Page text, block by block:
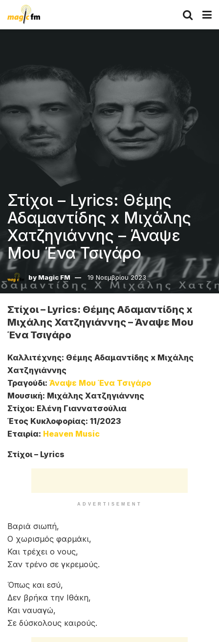
Στίχοι – Lyrics: Θέμης
Αδαμαντίδης x Μιχάλης
Χατζηγιάννης – Άναψε
Μου Ένα Τσιγάρο
by Magic FM 19 Νοεμβρίου 2023
Στίχοι – Lyrics: Θέμης Αδαμαντίδης x
Μιχάλης Χατζηγιάννης – Άναψε Μου
Ένα Τσιγάρο
Καλλιτέχνης: Θέμης Αδαμαντίδης x Μιχάλης
Χατζηγιάννης
Τραγούδι: Άναψε Μου Ένα Τσιγάρο
Μουσική: Μιχάλης Χατζηγιάννης
Στίχοι: Ελένη Γιαννατσούλια
Έτος Κυκλοφορίας: 11/2023
Εταιρία: Heaven Music
Στίχοι – Lyrics
ADVERTISEMENT
Βαριά σιωπή,
Ο χωρισμός φαρμάκι,
Και τρέχει ο νους,
Σαν τρένο σε γκρεμούς.
Όπως και εσύ,
Δεν βρήκα την Ιθάκη,
Και ναυαγώ,
Σε δύσκολους καιρούς.